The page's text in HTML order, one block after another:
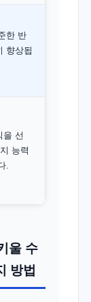
한 반
향상됩
을 선
능력
.
울 수
방법